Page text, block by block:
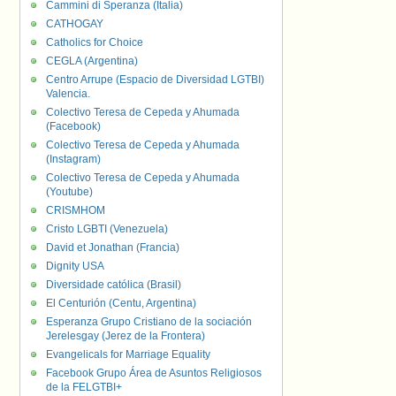
Cammini di Speranza (Italia)
CATHOGAY
Catholics for Choice
CEGLA (Argentina)
Centro Arrupe (Espacio de Diversidad LGTBI)
Valencia.
Colectivo Teresa de Cepeda y Ahumada
(Facebook)
Colectivo Teresa de Cepeda y Ahumada
(Instagram)
Colectivo Teresa de Cepeda y Ahumada
(Youtube)
CRISMHOM
Cristo LGBTI (Venezuela)
David et Jonathan (Francia)
Dignity USA
Diversidade católica (Brasil)
El Centurión (Centu, Argentina)
Esperanza Grupo Cristiano de la sociación
Jerelesgay (Jerez de la Frontera)
Evangelicals for Marriage Equality
Facebook Grupo Área de Asuntos Religiosos
de la FELGTBI+